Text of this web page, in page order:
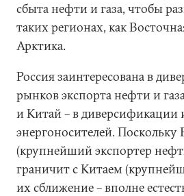
сбыта нефти и газа, чтобы
таких регионах, как
Арктика.
Россия заинтересована в
рынков экспорта нефти и
и Китай – в диверсификации
энергоносителей. Поскольку
(крупнейший экспортер
граничит с Китаем
их сближение – вполне